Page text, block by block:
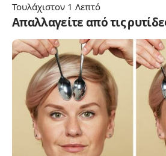
Τουλάχιστον 1 Λεπτό
Απαλλαγείτε από τις